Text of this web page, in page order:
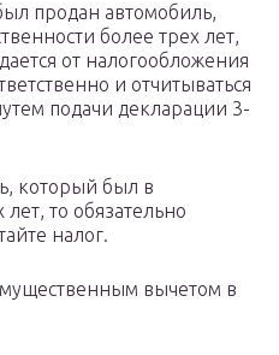
продан автомобиль,
более трех лет,
от налогообложения
и отчитываться
подачи декларации 3-
который был в
то обязательно
налог.
вычетом в